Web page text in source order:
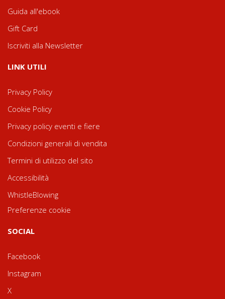
Guida all'ebook
Gift Card
Iscriviti alla Newsletter
LINK UTILI
Privacy Policy
Cookie Policy
Privacy policy eventi e fiere
Condizioni generali di vendita
Termini di utilizzo del sito
Accessibilità
WhistleBlowing
Preferenze cookie
SOCIAL
Facebook
Instagram
X